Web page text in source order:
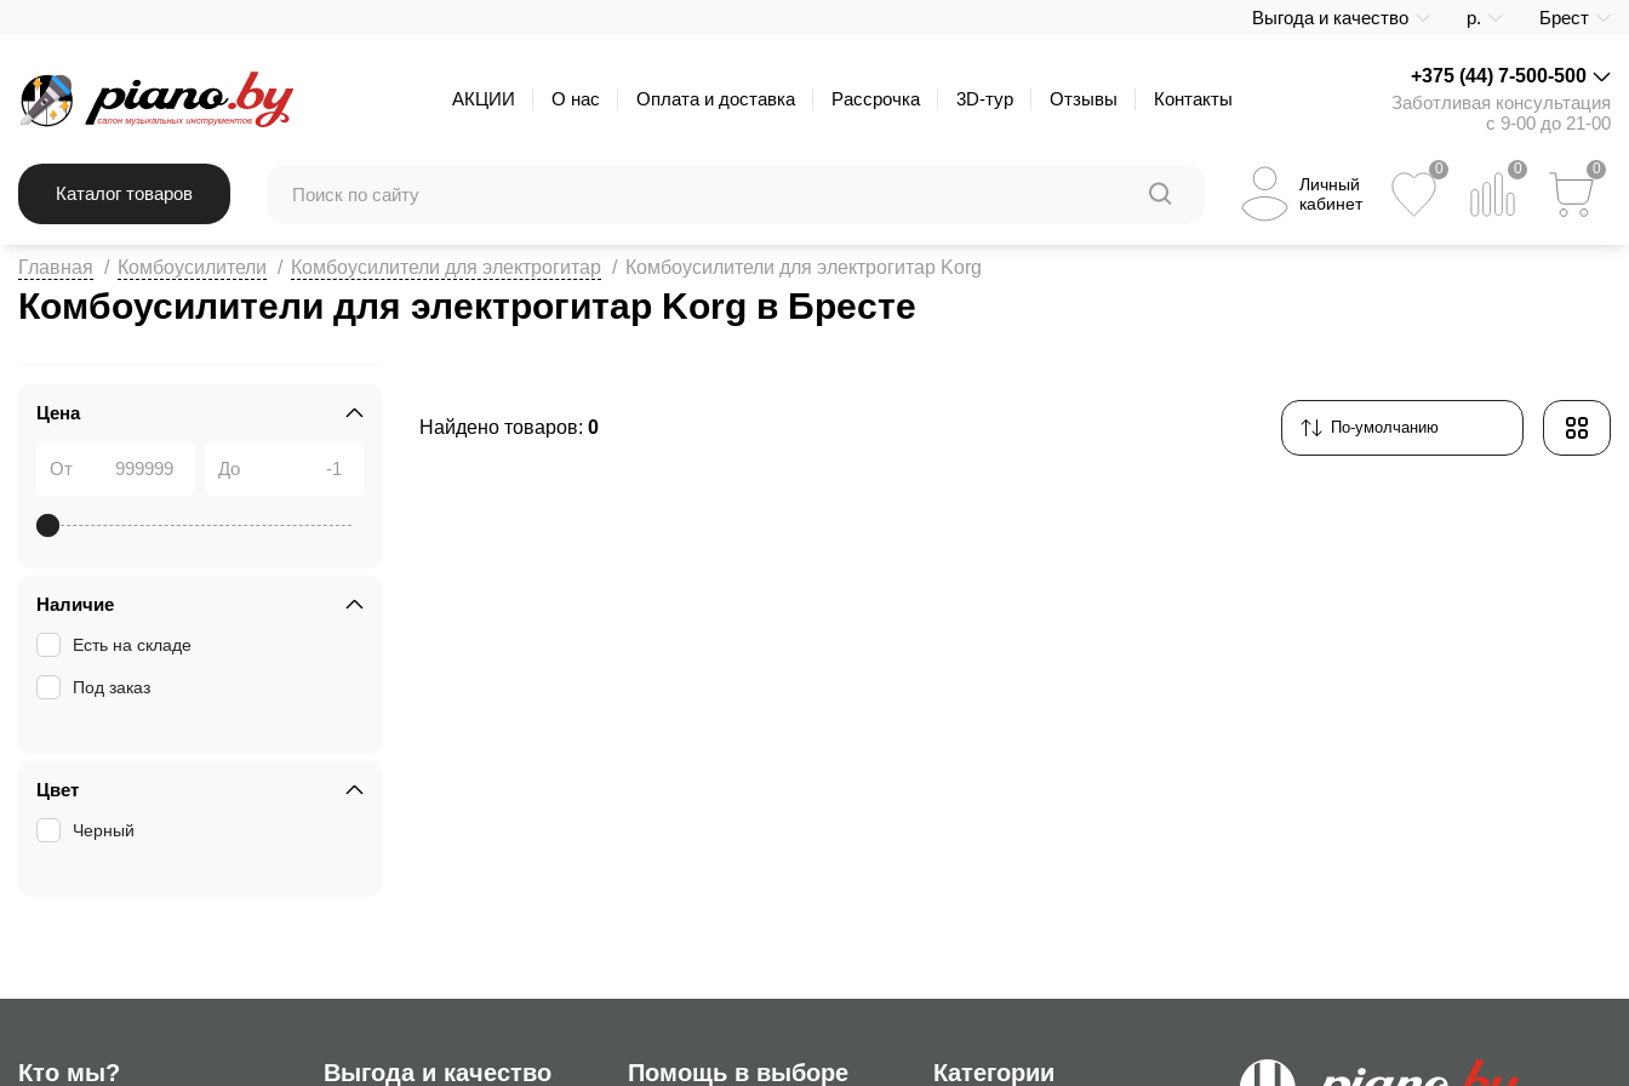
Выгода и качество р. Брест
АКЦИИ О нас Оплата и доставка Рассрочка 3D-тур Отзывы Контакты
+375 (44) 7-500-500
Заботливая консультация
с 9-00 до 21-00
Каталог товаров
Личный
кабинет
0 0 0
Главная Комбоусилители Комбоусилители для электрогитар Комбоусилители для электрогитар Korg
Комбоусилители для электрогитар Korg в Бресте
Цена
От До
Наличие
Есть на складе
Под заказ
Цвет
Черный
Найдено товаров: 0
Кто мы? Выгода и качество Помощь в выборе Категории